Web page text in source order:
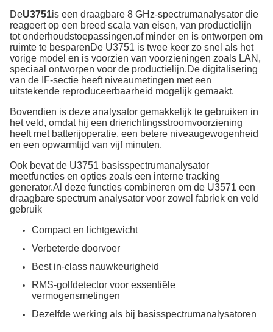
DeU3751is een draagbare 8 GHz-spectrumanalysator die
reageert op een breed scala van eisen, van productielijn
tot onderhoudstoepassingen.of minder en is ontworpen om
ruimte te besparenDe U3751 is twee keer zo snel als het
vorige model en is voorzien van voorzieningen zoals LAN,
speciaal ontworpen voor de productielijn.De digitalisering
van de IF-sectie heeft niveaumetingen met een
uitstekende reproduceerbaarheid mogelijk gemaakt.
Bovendien is deze analysator gemakkelijk te gebruiken in
het veld, omdat hij een drierichtingsstroomvoorziening
heeft met batterijoperatie, een betere niveaugewogenheid
en een opwarmtijd van vijf minuten.
Ook bevat de U3751 basisspectrumanalysator
meetfuncties en opties zoals een interne tracking
generator.Al deze functies combineren om de U3571 een
draagbare spectrum analysator voor zowel fabriek en veld
gebruik
Compact en lichtgewicht
Verbeterde doorvoer
Best in-class nauwkeurigheid
RMS-golfdetector voor essentiële
vermogensmetingen
Dezelfde werking als bij basisspectrumanalysatoren